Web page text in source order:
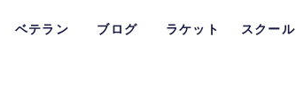
ベテラン ブログ ラケット スクール